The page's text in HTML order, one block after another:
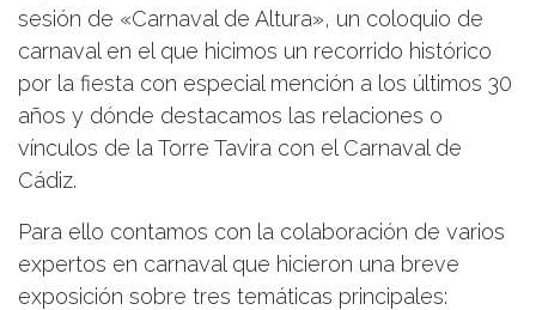
sesión de «Carnaval de Altura», un coloquio de
carnaval en el que hicimos un recorrido histórico
por la fiesta con especial mención a los últimos 30
años y dónde destacamos las relaciones o
vínculos de la Torre Tavira con el Carnaval de
Cádiz.
Para ello contamos con la colaboración de varios
expertos en carnaval que hicieron una breve
exposición sobre tres temáticas principales: